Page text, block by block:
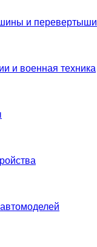
и перевертыши
и военная техника